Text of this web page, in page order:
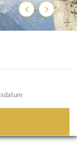
ZurückWeiter